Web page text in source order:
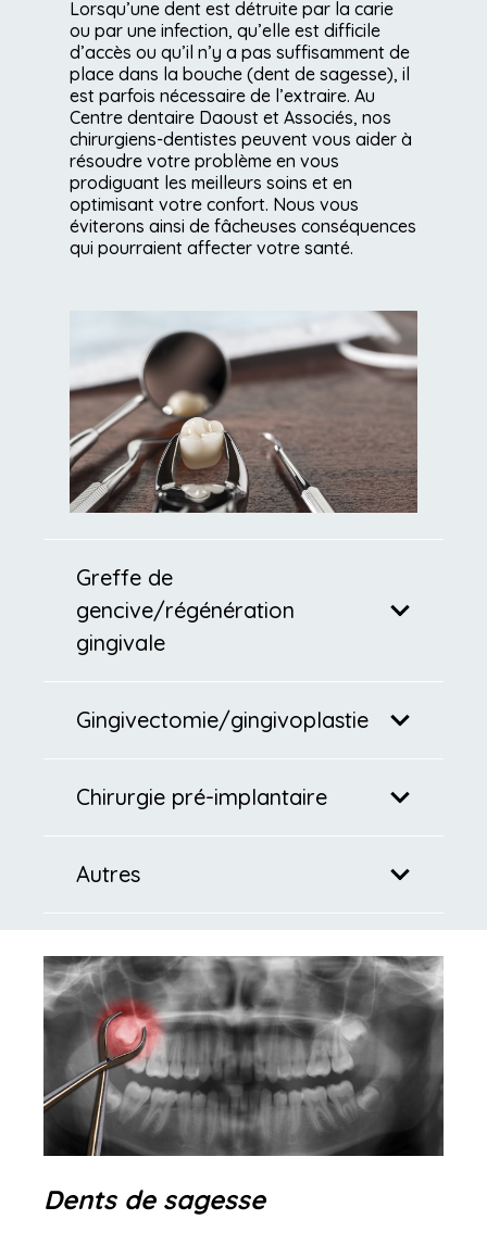
Lorsqu’une dent est détruite par la carie
ou par une infection, qu’elle est difficile
d’accès ou qu’il n’y a pas suffisamment de
place dans la bouche (dent de sagesse), il
est parfois nécessaire de l’extraire. Au
Centre dentaire Daoust et Associés, nos
chirurgiens-dentistes peuvent vous aider à
résoudre votre problème en vous
prodiguant les meilleurs soins et en
optimisant votre confort. Nous vous
éviterons ainsi de fâcheuses conséquences
qui pourraient affecter votre santé.
Greffe de
gencive/régénération
gingivale
Gingivectomie/gingivoplastie
Chirurgie pré-implantaire
Autres
Dents de sagesse